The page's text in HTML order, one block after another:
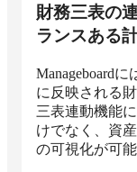
財務三表の
ランスある
Manageboard
に反映される
三表連動機能
けでなく、資
の可視化が可能